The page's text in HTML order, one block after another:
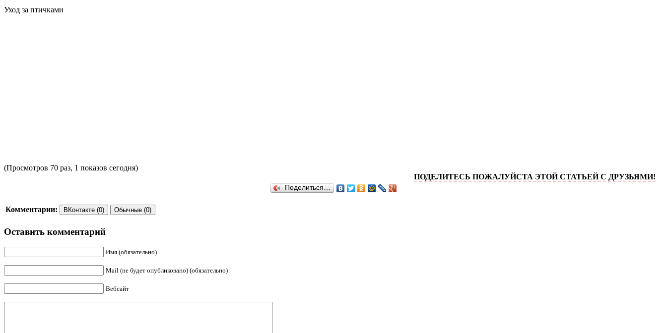
Уход за птичками
(Просмотров 70 раз, 1 показов сегодня)
ПОДЕЛИТЕСЬ ПОЖАЛУЙСТА ЭТОЙ СТАТЬЕЙ С ДРУЗЬЯМИ!
Поделиться…
Комментарии: ВКонтакте (0) Обычные (0)
Оставить комментарий
Имя (обязательно)
Mail (не будет опубликовано) (обязательно)
Вебсайт